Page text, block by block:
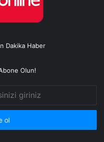
Dakika Haber
Olun!